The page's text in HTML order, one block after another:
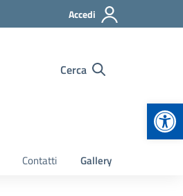
Accedi
Cerca
Contatti Gallery